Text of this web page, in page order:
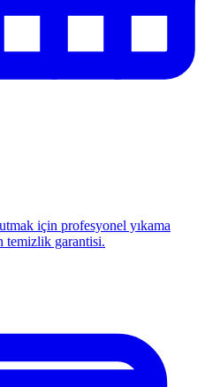
için profesyonel yıkama
temizlik garantisi.